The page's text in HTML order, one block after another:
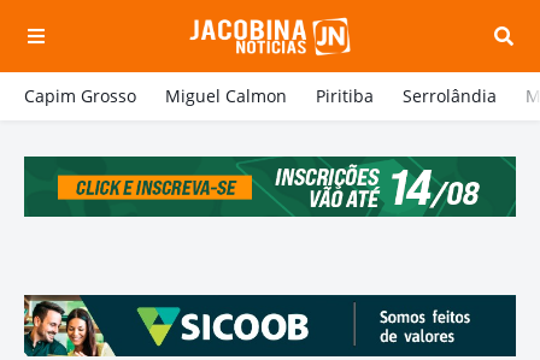
Capim Grosso Miguel Calmon Piritiba Serrolândia